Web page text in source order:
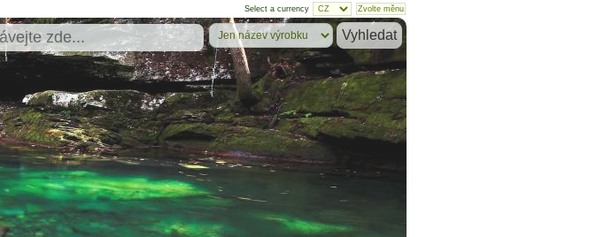
Select a currency